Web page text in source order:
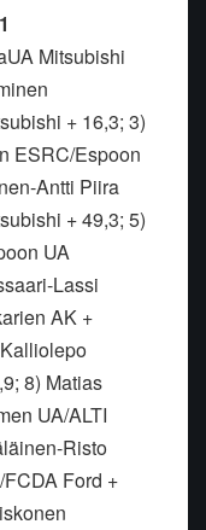
Mitsubishi
+ 16,3; 3)
ESRC/Espoon
Antti Piira
+ 49,3; 5)
UA
Lassi
AK +
8) Matias
UA/ALTI
Risto
Ford +